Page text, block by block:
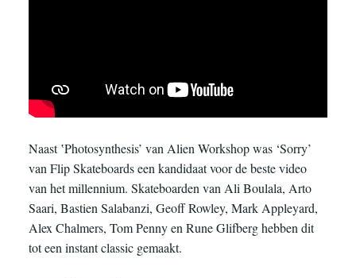
Naast ‛Photosynthesis’ van Alien Workshop was ‘Sorry’
van Flip Skateboards een kandidaat voor de beste video
van het millennium. Skateboarden van Ali Boulala, Arto
Saari, Bastien Salabanzi, Geoff Rowley, Mark Appleyard,
Alex Chalmers, Tom Penny en Rune Glifberg hebben dit
tot een instant classic gemaakt.